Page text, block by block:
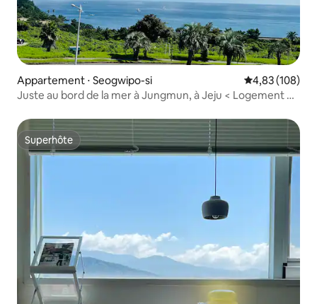
Appartement ⋅ Seogwipo-si Évaluation
4,83 (108)
Juste au bord de la mer à Jungmun, à Jeju < Logement de
Superhôte
Superhôte